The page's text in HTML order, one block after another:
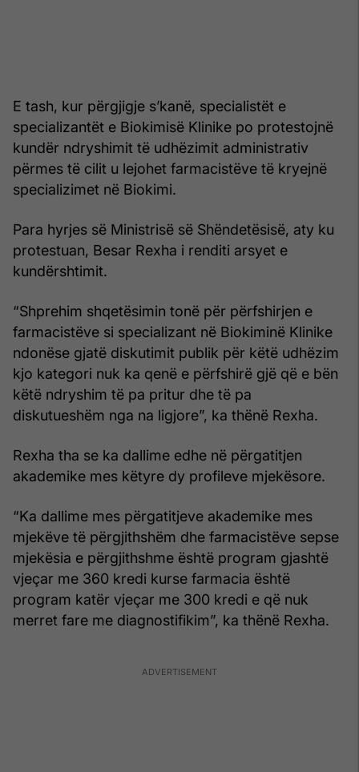
E tash, kur përgjigje s’kanë, specialistët e
specializantët e Biokimisë Klinike po protestojnë
kundër ndryshimit të udhëzimit administrativ
përmes të cilit u lejohet farmacistëve të kryejnë
specializimet në Biokimi.
Para hyrjes së Ministrisë së Shëndetësisë, aty ku
protestuan, Besar Rexha i renditi arsyet e
kundërshtimit.
“Shprehim shqetësimin tonë për përfshirjen e
farmacistëve si specializant në Biokiminë Klinike
ndonëse gjatë diskutimit publik për këtë udhëzim
kjo kategori nuk ka qenë e përfshirë gjë që e bën
këtë ndryshim të pa pritur dhe të pa
diskutueshëm nga na ligjore”, ka thënë Rexha.
Rexha tha se ka dallime edhe në përgatitjen
akademike mes këtyre dy profileve mjekësore.
“Ka dallime mes përgatitjeve akademike mes
mjekëve të përgjithshëm dhe farmacistëve sepse
mjekësia e përgjithshme është program gjashtë
vjeçar me 360 kredi kurse farmacia është
program katër vjeçar me 300 kredi e që nuk
merret fare me diagnostifikim”, ka thënë Rexha.